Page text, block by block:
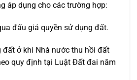
áp dụng cho các trường hợp:
đấu giá quyền sử dụng đất.
đất ở khi Nhà nước thu hồi đất
quy định tại Luật Đất đai năm